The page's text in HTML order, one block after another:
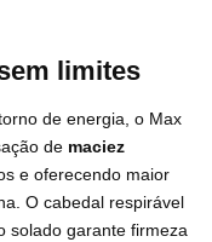
limites
de energia, o Max
de maciez
e oferecendo maior
O cabedal respirável
solado garante firmeza